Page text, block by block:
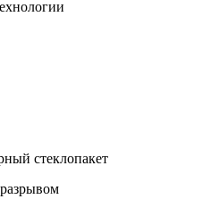
стеклопакет